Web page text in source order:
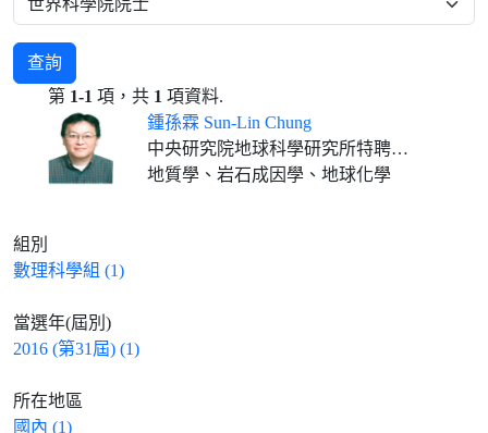
查詢
第 1-1 項，共 1 項資料.
鍾孫霖 Sun-Lin Chung
中央研究院地球科學研究所特聘研究員兼所長、國立臺灣大學地質科學系特聘講座教授(合聘)
地質學、岩石成因學、地球化學
組別
數理科學組 (1)
當選年(屆別)
2016 (第31屆) (1)
所在地區
國內 (1)